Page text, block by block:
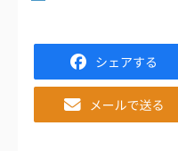
Facebook
Email